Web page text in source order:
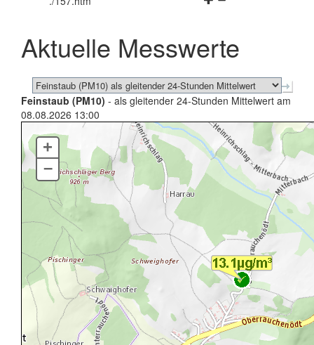
schließen
Aktuelle Messwerte
Feinstaub (PM10) - als gleitender 24-Stunden Mittelwert am
08.08.2026 13:00
+
–